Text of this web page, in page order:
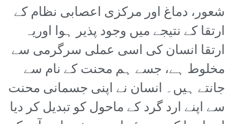
شعور، دماغ اور مرکزی اعصابی نظام کے
ارتقا کے نتیجے میں وجود پذیر ہوا اوریہ
ارتقا انسان کی اسی عملی سرگرمی سے
مخلوط ہے، جسے ہم محنت کے نام سے
جانتے ہیں۔ انسان نے اپنی جسمانی محنت
سے اپنے ارد گرد کے ماحول کو تبدیل کر دیا